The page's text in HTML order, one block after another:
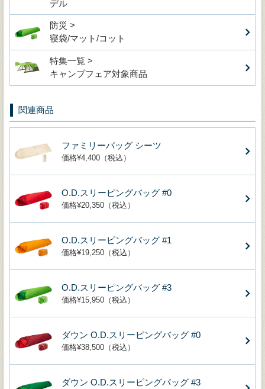
デル
防災 >
寝袋/マット/コット
特集一覧 >
キャンプフェア対象商品
関連商品
ファミリーバッグ シーツ
価格¥4,400（税込）
O.D.スリーピングバッグ #0
価格¥20,350（税込）
O.D.スリーピングバッグ #1
価格¥19,250（税込）
O.D.スリーピングバッグ #3
価格¥15,950（税込）
ダウン O.D.スリーピングバッグ #0
価格¥38,500（税込）
ダウン O.D.スリーピングバッグ #3